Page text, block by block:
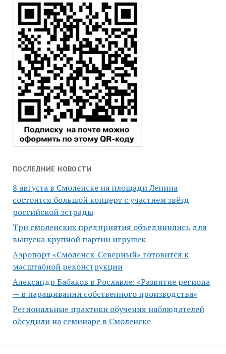
ПОСЛЕДНИЕ НОВОСТИ
8 августа в Смоленске на площади Ленина
состоится большой концерт с участием звёзд
российской эстрады
Три смоленских предприятия объединились для
выпуска крупной партии игрушек
Аэропорт «Смоленск-Северный» готовится к
масштабной реконструкции
Александр Бабаков в Рославле: «Развитие региона
— в наращивании собственного производства»
Региональные практики обучения наблюдателей
обсудили на семинаре в Смоленске